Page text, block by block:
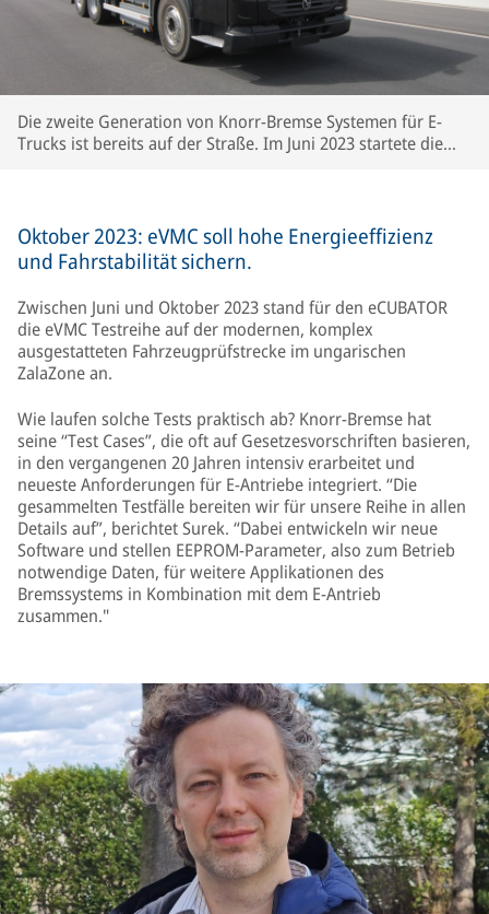
Die zweite Generation von Knorr-Bremse Systemen für E-
Trucks ist bereits auf der Straße. Im Juni 2023 startete die
Oktober 2023: eVMC soll hohe Energieeffizienz
und Fahrstabilität sichern.
Zwischen Juni und Oktober 2023 stand für den eCUBATOR
die eVMC Testreihe auf der modernen, komplex
ausgestatteten Fahrzeugprüfstrecke im ungarischen
ZalaZone an.
Wie laufen solche Tests praktisch ab? Knorr-Bremse hat
seine “Test Cases”, die oft auf Gesetzesvorschriften basieren,
in den vergangenen 20 Jahren intensiv erarbeitet und
neueste Anforderungen für E-Antriebe integriert. “Die
gesammelten Testfälle bereiten wir für unsere Reihe in allen
Details auf”, berichtet Surek. “Dabei entwickeln wir neue
Software und stellen EEPROM-Parameter, also zum Betrieb
notwendige Daten, für weitere Applikationen des
Bremssystems in Kombination mit dem E-Antrieb
zusammen."